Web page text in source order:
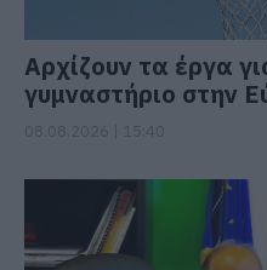
Αρχίζουν τα έργα
γυμναστήριο στην